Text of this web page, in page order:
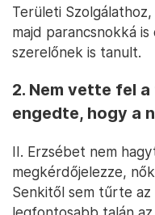
Területi
majd parancsnokká
szerelőnek is tanult.
2. Nem vette fel
engedte, hogy a
II. Erzsébet nem
megkérdőjelezze,
Senkitől sem tűrte